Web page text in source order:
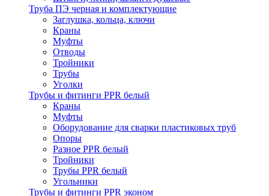
Труба ПЭ черная и комплектующие
Заглушка, кольца, ключи
Краны
Муфты
Отводы
Тройники
Трубы
Уголки
Трубы и фитинги PPR белый
Краны
Муфты
Оборудование для сварки пластиковых труб
Опоры
Разное PPR белый
Тройники
Трубы PPR белый
Угольники
Трубы и фитинги PPR эконом